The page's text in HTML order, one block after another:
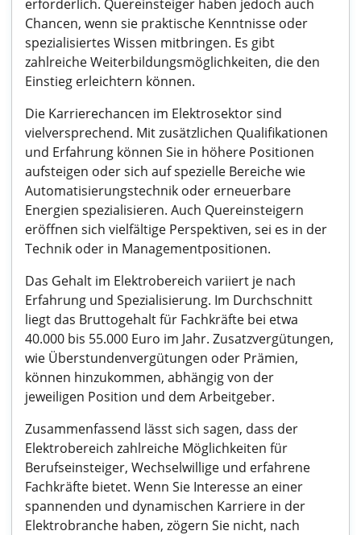
erforderlich. Quereinsteiger haben jedoch auch
Chancen, wenn sie praktische Kenntnisse oder
spezialisiertes Wissen mitbringen. Es gibt
zahlreiche Weiterbildungsmöglichkeiten, die den
Einstieg erleichtern können.
Die Karrierechancen im Elektrosektor sind
vielversprechend. Mit zusätzlichen Qualifikationen
und Erfahrung können Sie in höhere Positionen
aufsteigen oder sich auf spezielle Bereiche wie
Automatisierungstechnik oder erneuerbare
Energien spezialisieren. Auch Quereinsteigern
eröffnen sich vielfältige Perspektiven, sei es in der
Technik oder in Managementpositionen.
Das Gehalt im Elektrobereich variiert je nach
Erfahrung und Spezialisierung. Im Durchschnitt
liegt das Bruttogehalt für Fachkräfte bei etwa
40.000 bis 55.000 Euro im Jahr. Zusatzvergütungen,
wie Überstundenvergütungen oder Prämien,
können hinzukommen, abhängig von der
jeweiligen Position und dem Arbeitgeber.
Zusammenfassend lässt sich sagen, dass der
Elektrobereich zahlreiche Möglichkeiten für
Berufseinsteiger, Wechselwillige und erfahrene
Fachkräfte bietet. Wenn Sie Interesse an einer
spannenden und dynamischen Karriere in der
Elektrobranche haben, zögern Sie nicht, nach